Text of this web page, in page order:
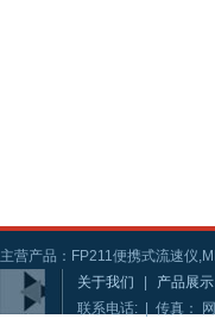
主营产品：FP211便携式流速仪
关于我们
产品展示
联系电话: | 传真：